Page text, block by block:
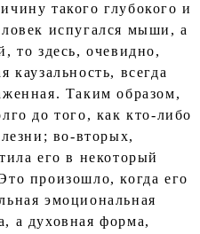
такого глубокого и
испугался мыши, а
то здесь, очевидно,
каузальность, всегда
Таким образом,
до того, как кто-либо
во-вторых,
его в некоторый
произошло, когда его
эмоциональная
а духовная форма,